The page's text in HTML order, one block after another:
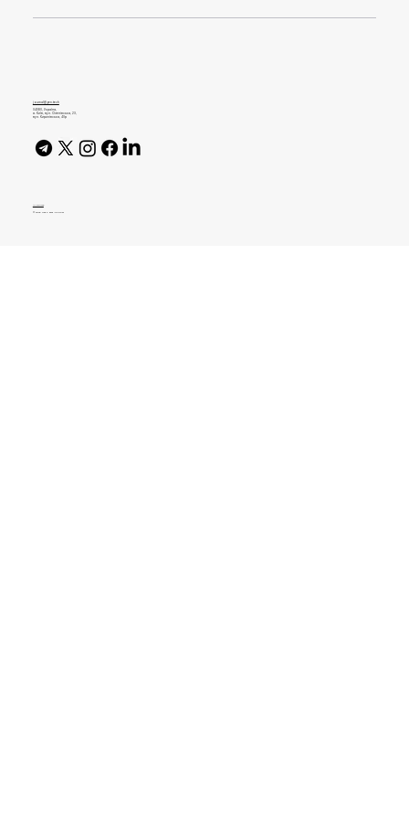
journal@gen.tech
04080, Україна,
м. Київ, вул. Оленівська, 23,​
вул. Кирилівська, 40р
© 2026 High Bar Journal